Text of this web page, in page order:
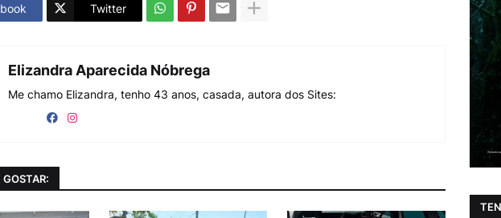
Twitter
Elizandra Aparecida Nóbrega
Me chamo Elizandra, tenho 43 anos, casada, autora dos Sites:
GOSTAR: